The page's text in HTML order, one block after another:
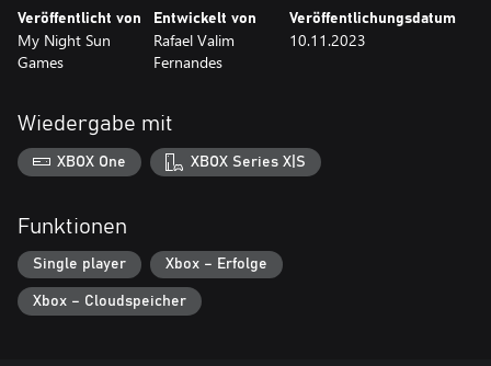
Herausforderungen zu retten.
Veröffentlicht von
My Night Sun
Games
Entwickelt von
Rafael Valim
Fernandes
Veröffentlichungsdatum
10.11.2023
Wiedergabe mit
XBOX One XBOX Series X|S
Funktionen
Single player Xbox – Erfolge
Xbox – Cloudspeicher